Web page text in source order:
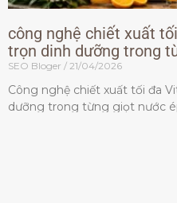
công nghệ chiết xuất
trọn dinh dưỡng trong
SEO Bloger 21/04/2026
Công nghệ chiết xuất tối đa
dưỡng trong từng giọt nước